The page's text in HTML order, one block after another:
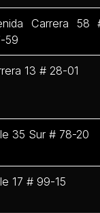
Carrera 58
59
13 # 28-01
35 Sur # 78-20
17 # 99-15